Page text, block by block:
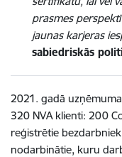
prasmes
jaunas karjeras
sabiedriskās
2021. gadā
320 NVA klienti: 200
reģistrētie
nodarbinātie, kuru